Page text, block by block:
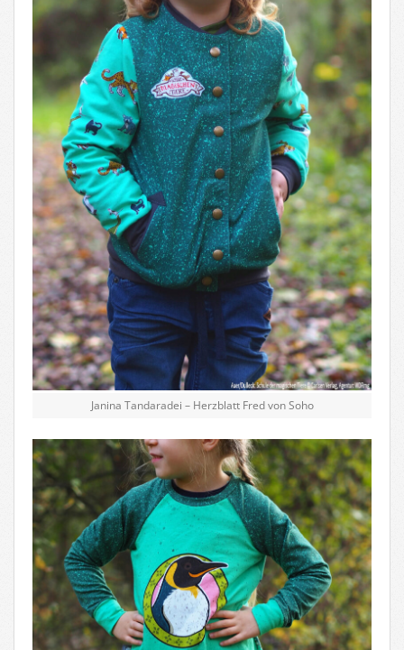
Janina Tandaradei – Herzblatt Fred von Soho